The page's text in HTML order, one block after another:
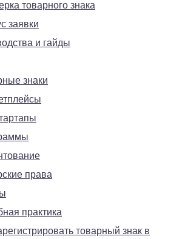
товарного знака
заявки
и гайды
знаки
права
практика
товарный знак в